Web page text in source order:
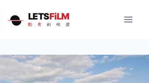
LETSFiLM
胶 片 的 味 道